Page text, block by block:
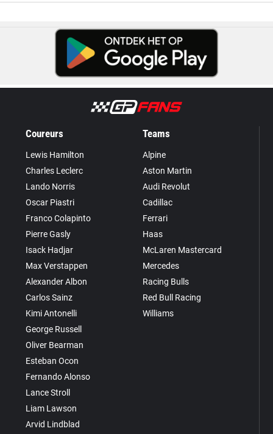
Coureurs
Lewis Hamilton
Charles Leclerc
Lando Norris
Oscar Piastri
Franco Colapinto
Pierre Gasly
Isack Hadjar
Max Verstappen
Alexander Albon
Carlos Sainz
Kimi Antonelli
George Russell
Oliver Bearman
Esteban Ocon
Fernando Alonso
Lance Stroll
Liam Lawson
Arvid Lindblad
Teams
Alpine
Aston Martin
Audi Revolut
Cadillac
Ferrari
Haas
McLaren Mastercard
Mercedes
Racing Bulls
Red Bull Racing
Williams